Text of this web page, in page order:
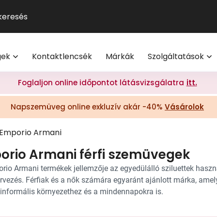
Kontaktlencsék Márkák Szolgáltatások
akció 20% I Vision Express Webshop
online | Vision Express webshop
Olvasó- és
Érdekességek
Tippek a
GYIK
Polaroid
További világmárkák
Kollekciók
Napszemüveg Outlet
Törzsvásárlói ajánlatok
Ray-Ban
Világmárkák
Foglaljon online időpontot látásvizsgálatra itt.
Napszemüveg online exkluzív akár -40% Vásárolok
Emporio Armani
Armani férfi szemüvegek
Armani termékek jellemzője az egyedülálló sziluettek
Férfiak és a nők számára egyaránt ajánlott márka,
környezethez és a mindennapokra is.